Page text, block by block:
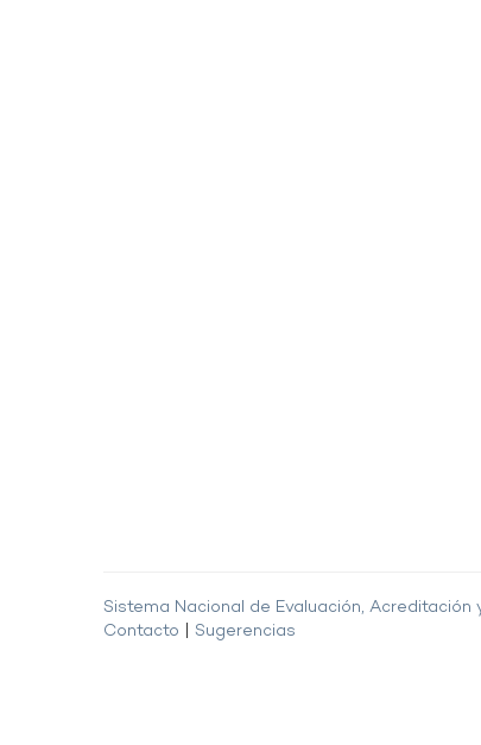
Sistema Nacional de Evaluación,
Contacto
Sugerencias